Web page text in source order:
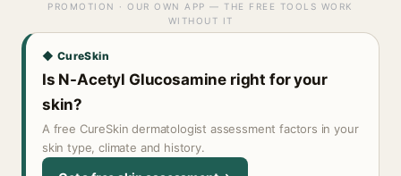
PROMOTION · OUR OWN APP — THE FREE TOOLS WORK
WITHOUT IT
◆ CureSkin
Is N-Acetyl Glucosamine right for your
skin?
A free CureSkin dermatologist assessment factors in your
skin type, climate and history.